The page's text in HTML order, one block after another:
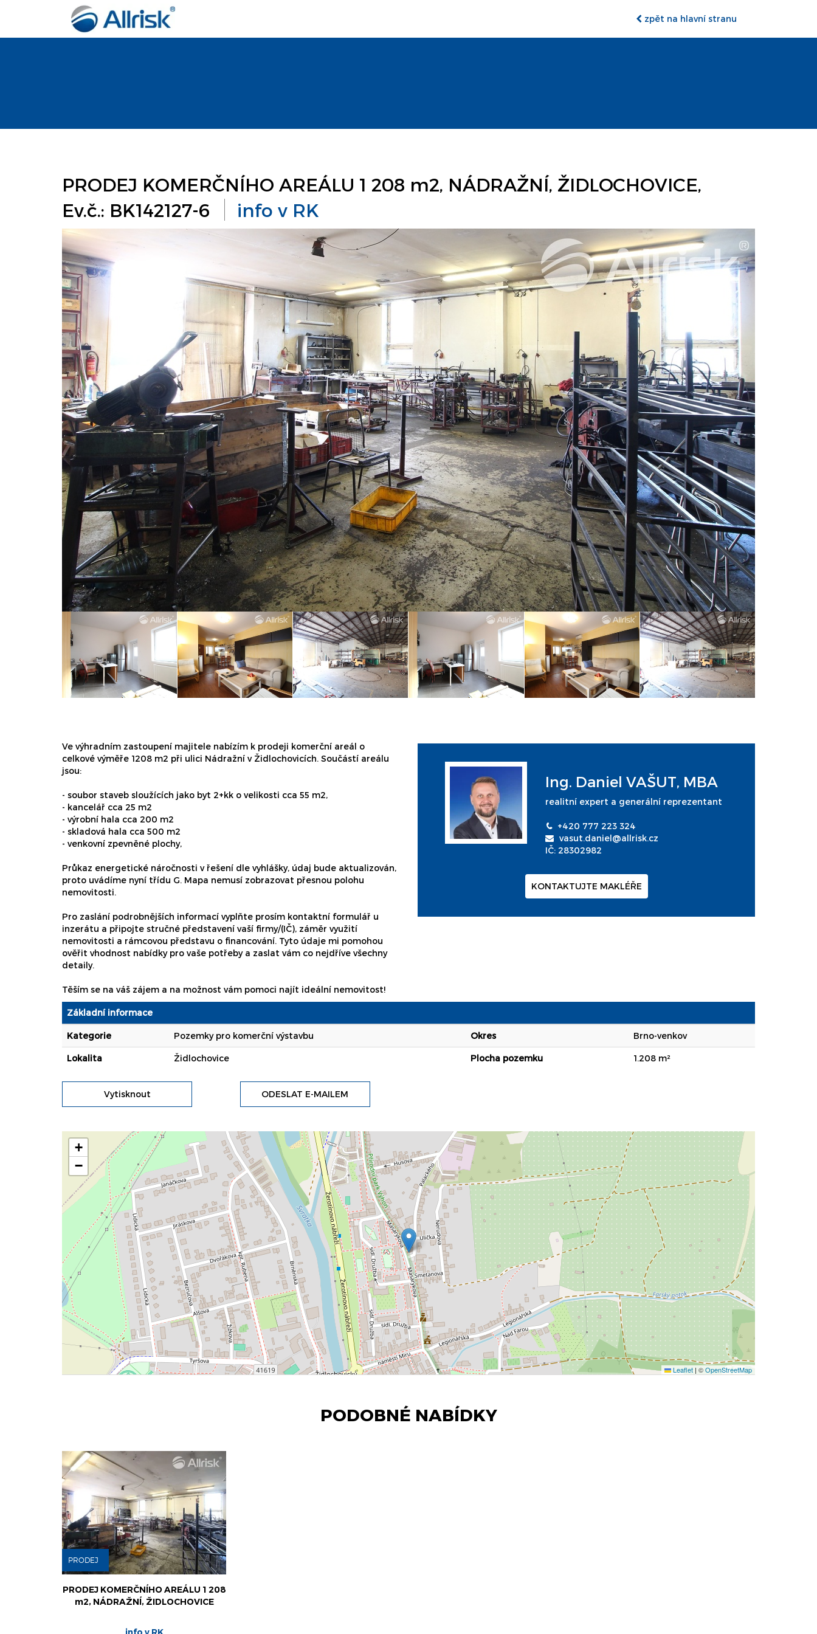
zpět na hlavní stranu
PRODEJ KOMERČNÍHO AREÁLU 1 208 m2, NÁDRAŽNÍ, ŽIDLOCHOVICE,
Ev.č.: BK142127-6
info v RK
Ve výhradním zastoupení majitele nabízím k prodeji komerční areál o
celkové výměře 1208 m2 při ulici Nádražní v Židlochovicích. Součástí areálu
jsou:
- soubor staveb sloužících jako byt 2+kk o velikosti cca 55 m2,
- kancelář cca 25 m2
- výrobní hala cca 200 m2
- skladová hala cca 500 m2
- venkovní zpevněné plochy,
Průkaz energetické náročnosti v řešení dle vyhlášky, údaj bude aktualizován,
proto uvádíme nyní třídu G. Mapa nemusí zobrazovat přesnou polohu
nemovitosti.
Pro zaslání podrobnějších informací vyplňte prosím kontaktní formulář u
inzerátu a připojte stručné představení vaší firmy/(IČ), záměr využití
nemovitosti a rámcovou představu o financování. Tyto údaje mi pomohou
ověřit vhodnost nabídky pro vaše potřeby a zaslat vám co nejdříve všechny
detaily.
Těším se na váš zájem a na možnost vám pomoci najít ideální nemovitost!
Ing. Daniel VAŠUT, MBA
realitní expert a generální reprezentant
+420 777 223 324
vasut.daniel@allrisk.cz
IČ: 28302982
KONTAKTUJTE MAKLÉŘE
Základní informace
Kategorie Pozemky pro komerční výstavbu Okres Brno-venkov
Lokalita Židlochovice Plocha pozemku 1.208 m²
Vytisknout ODESLAT E-MAILEM
+
−
Leaflet | ©OpenStreetMap
PODOBNÉ NABÍDKY
PRODEJ
PRODEJ KOMERČNÍHO AREÁLU 1 208
m2, NÁDRAŽNÍ, ŽIDLOCHOVICE